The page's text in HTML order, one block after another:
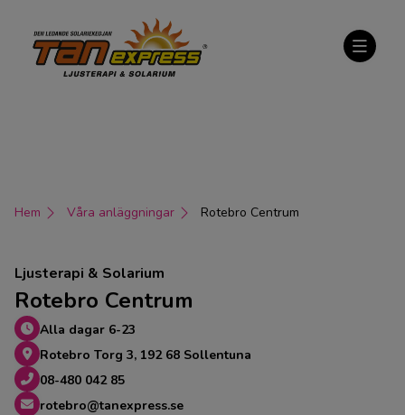
Hem Våra anläggningar Rotebro Centrum
Ljusterapi & Solarium
Rotebro Centrum
Alla dagar 6-23
Rotebro Torg 3, 192 68 Sollentuna
08-480 042 85
rotebro@tanexpress.se